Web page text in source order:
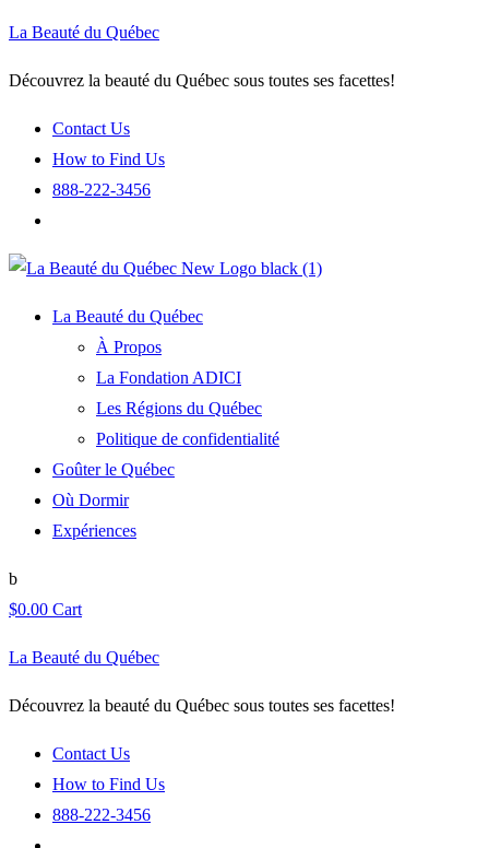
La Beauté du Québec
Découvrez la beauté du Québec sous toutes ses facettes!
Contact Us
How to Find Us
888-222-3456
La Beauté du Québec
À Propos
La Fondation ADICI
Les Régions du Québec
Politique de confidentialité
Goûter le Québec
Où Dormir
Expériences
$0.00 Cart
La Beauté du Québec
Découvrez la beauté du Québec sous toutes ses facettes!
Contact Us
How to Find Us
888-222-3456